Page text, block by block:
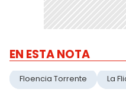
EN ESTA NOTA
Floencia Torrente La